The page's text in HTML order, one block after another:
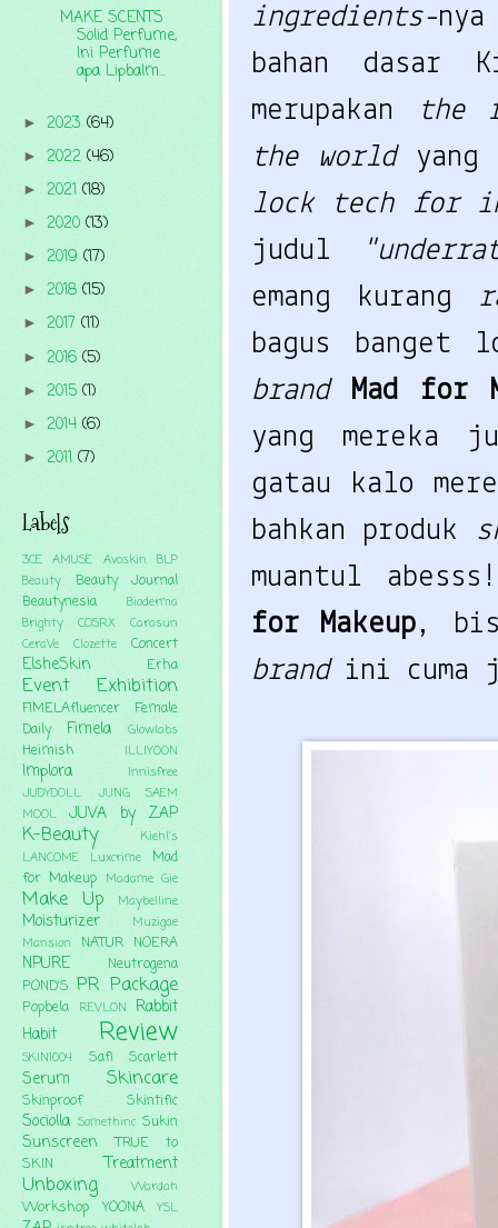
ingredients-
bahan
merupakan
the
the world
lock tech for
judul
emang kurang
bagus banget
brand Mad for
yang mereka
gatau kalo
bahkan produk
muantul
for Makeup,
brand ini cuma
MAKE SCENTS
Solid Perfume,
Ini Perfume
apa Lipbalm...
► 2023 (64)
► 2022 (46)
► 2021 (18)
► 2020 (13)
► 2019 (17)
► 2018 (15)
► 2017 (11)
► 2016 (5)
► 2015 (1)
► 2014 (6)
► 2011 (7)
Labels
3CE AMUSE Avoskin BLP
Beauty
Beauty Journal
Beautynesia
Bioderma
Brighty
COSRX
Carasun
CeraVe
Clozette Concert
ElsheSkin Erha
Event Exhibition
FIMELAfluencer
Female
Daily
Fimela Glowlabs
Heimish ILLIYOON
Implora
Innisfree
JUDYDOLL
JUNG SAEM
MOOL
JUVA by ZAP
K-Beauty
Kiehl's
LANCOME
Luxcrime
Mad
for Makeup Madame Gie
Make Up Maybelline
Moisturizer
Muzigae
Mansion NATUR NOERA
NPURE
Neutrogena
POND'S PR Package
Popbela REVLON Rabbit
Habit
Review
SKIN1004 Safi Scarlett
Serum Skincare
Skinproof Skintific
Sociolla Somethinc Sukin
Sunscreen
TRUE to
SKIN
Treatment
Unboxing Wardah
Workshop YOONA YSL